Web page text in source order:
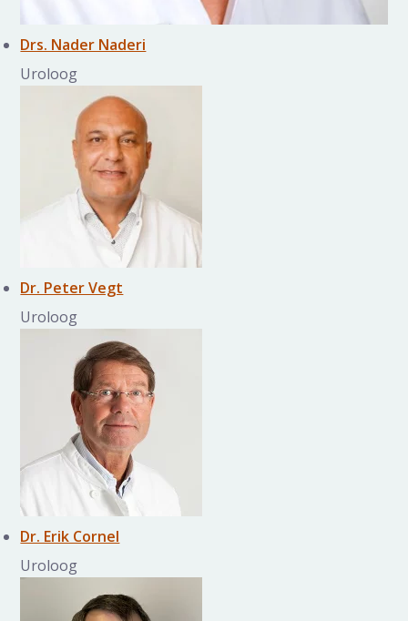
Drs. Nader Naderi
Uroloog
Dr. Peter Vegt
Uroloog
Dr. Erik Cornel
Uroloog